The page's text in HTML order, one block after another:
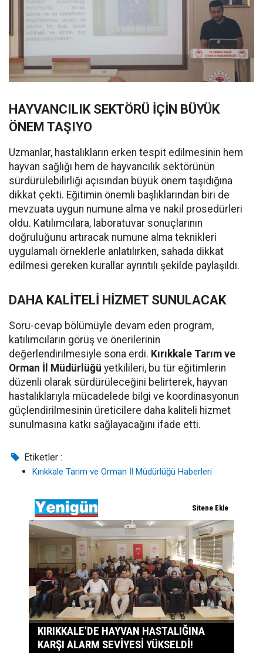
HAYVANCILIK SEKTÖRÜ İÇİN BÜYÜK
ÖNEM TAŞIYO
Uzmanlar, hastalıkların erken tespit edilmesinin hem
hayvan sağlığı hem de hayvancılık sektörünün
sürdürülebilirliği açısından büyük önem taşıdığına
dikkat çekti. Eğitimin önemli başlıklarından biri de
mevzuata uygun numune alma ve nakil prosedürleri
oldu. Katılımcılara, laboratuvar sonuçlarının
doğruluğunu artıracak numune alma teknikleri
uygulamalı örneklerle anlatılırken, sahada dikkat
edilmesi gereken kurallar ayrıntılı şekilde paylaşıldı.
DAHA KALİTELİ HİZMET SUNULACAK
Soru-cevap bölümüyle devam eden program,
katılımcıların görüş ve önerilerinin
değerlendirilmesiyle sona erdi. Kırıkkale Tarım ve
Orman İl Müdürlüğü yetkilileri, bu tür eğitimlerin
düzenli olarak sürdürüleceğini belirterek, hayvan
hastalıklarıyla mücadelede bilgi ve koordinasyonun
güçlendirilmesinin üreticilere daha kaliteli hizmet
sunulmasına katkı sağlayacağını ifade etti.
Etiketler :
Kırıkkale Tarım ve Orman İl Müdürlüğü Haberleri